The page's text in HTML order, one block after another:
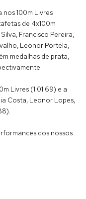
100m Livres
de 4x100m
Francisco Pereira,
Leonor Portela,
medalhas de prata,
Livres (1:01.69) e a
Costa, Leonor Lopes,
dos nossos